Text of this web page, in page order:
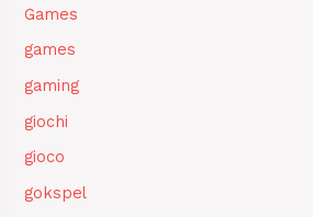
Games
games
gaming
giochi
gioco
gokspel